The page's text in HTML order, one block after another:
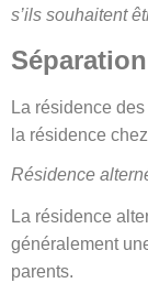
s’ils souhaitent
La résidence
la résidence
Résidence
La résidence
généralement
parents.